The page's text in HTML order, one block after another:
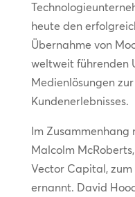
heute den
Übernahme von
weltweit führenden
Medienlösungen
Kundenerlebnisses.
Im Zusammenhang
Malcolm
Vector Capital,
ernannt. David